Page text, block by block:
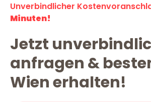
Unverbindlicher
Minuten!
Jetzt
anfragen &
Wien erhalten!